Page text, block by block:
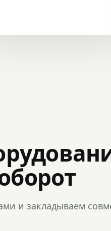
и закладываем